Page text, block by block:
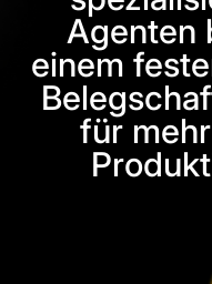
Agenten
einem
für